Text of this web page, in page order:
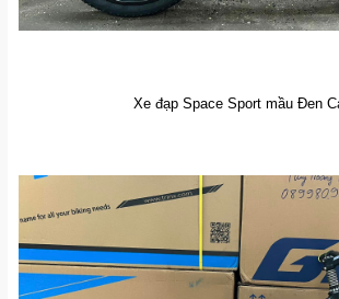
Xe đạp Space Sport mầu Đen